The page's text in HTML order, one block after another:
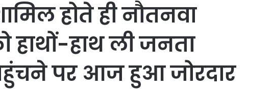
होते ही नौतनवा
हाथ ली जनता
पर आज हुआ जोरदार